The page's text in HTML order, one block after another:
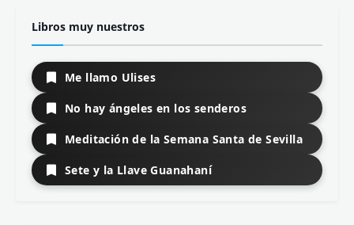
Libros muy nuestros
Me llamo Ulises
No hay ángeles en los senderos
Meditación de la Semana Santa de Sevilla
Sete y la Llave Guanahaní